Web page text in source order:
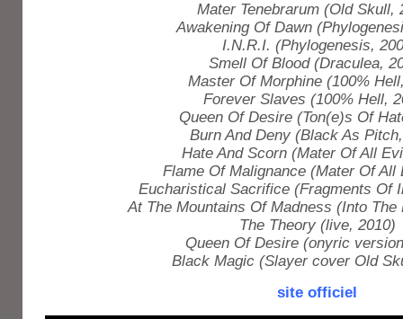
Mater Tenebrarum (Old Skull,
Awakening Of Dawn
I.N.R.I. (Phylogenesis,
Smell Of Blood (Draculea,
Master Of Morphine (100%
Forever Slaves (100% Hell,
Queen Of Desire (Ton(e)s Of
Burn And Deny (Black As
Hate And Scorn (Mater Of All
Flame Of Malignance (Mater Of All
Eucharistical Sacrifice (Fragments Of
At The Mountains Of Madness (Into The
The Theory (live, 2010)
Queen Of Desire (onyric
Black Magic (Slayer cover Old
site officiel